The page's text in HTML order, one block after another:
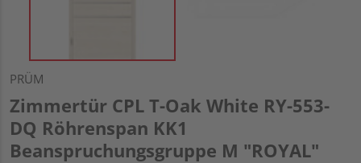
PRÜM
Zimmertür CPL T-Oak White RY-553-
DQ Röhrenspan KK1
Beanspruchungsgruppe M "ROYAL"